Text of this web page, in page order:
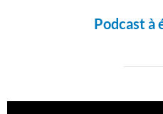
Podcast à